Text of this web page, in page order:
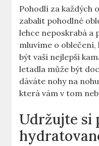
Pohodlí za každých
zabalit pohodlné
lehce neposkrabá a
mluvíme o oblečení,
být vaší nejlepší
letadla může být
dáváte nohy na
která vám v tom
Udržujte si